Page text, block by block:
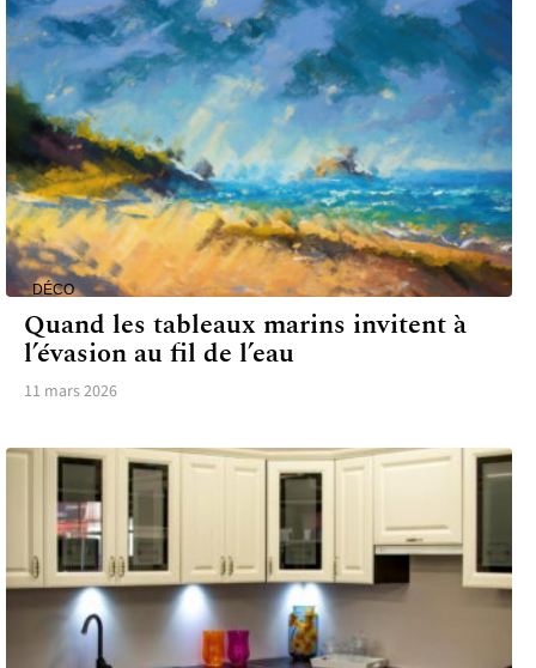
DÉCO
Quand les tableaux marins invitent à
l’évasion au fil de l’eau
11 mars 2026